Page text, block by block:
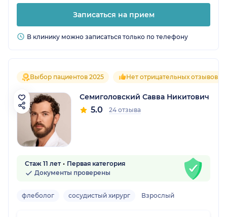
Записаться на прием
В клинику можно записаться только по телефону
Выбор пациентов 2025 Нет отрицательных отзывов
Семиголовский Савва Никитович
5.0 24 отзыва
Стаж 11 лет
Первая категория
Документы проверены
флеболог сосудистый хирург Взрослый